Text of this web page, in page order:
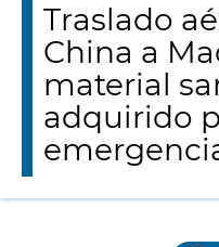
Traslado
China a
material
adquirido